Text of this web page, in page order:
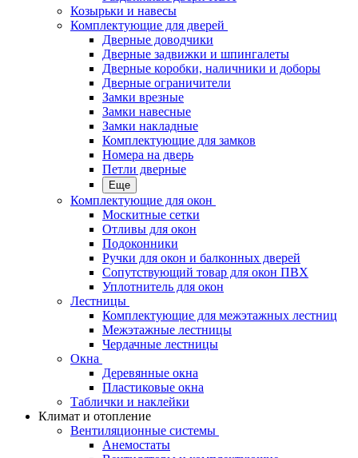
Козырьки и навесы
Комплектующие для дверей
Дверные доводчики
Дверные задвижки и шпингалеты
Дверные коробки, наличники и доборы
Дверные ограничители
Замки врезные
Замки навесные
Замки накладные
Комплектующие для замков
Номера на дверь
Петли дверные
Еще
Комплектующие для окон
Москитные сетки
Отливы для окон
Подоконники
Ручки для окон и балконных дверей
Сопутствующий товар для окон ПВХ
Уплотнитель для окон
Лестницы
Комплектующие для межэтажных лестниц
Межэтажные лестницы
Чердачные лестницы
Окна
Деревянные окна
Пластиковые окна
Таблички и наклейки
Климат и отопление
Вентиляционные системы
Анемостаты